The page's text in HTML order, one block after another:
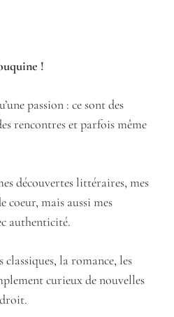
!
passion : ce sont des
rencontres et parfois même
découvertes littéraires, mes
coeur, mais aussi mes
authenticité.
la romance, les
curieux de nouvelles